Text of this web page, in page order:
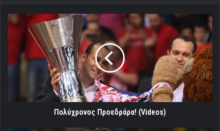
Πολύχρονος
Προεδράρα!
(Videos)
Πολύχρονος Προεδράρα! (Videos)